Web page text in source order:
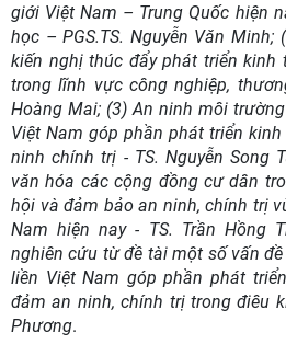
giới Việt Nam – Trung Quốc hiện
học – PGS.TS. Nguyễn Văn Minh;
kiến nghị thúc đẩy phát triển kinh
trong lĩnh vực công nghiệp,
Hoàng Mai; (3) An ninh môi
Việt Nam góp phần phát triển
ninh chính trị - TS. Nguyễn Song
văn hóa các cộng đồng cư dân
hội và đảm bảo an ninh, chính trị
Nam hiện nay - TS. Trần Hồng
nghiên cứu từ đề tài một số vấn
liền Việt Nam góp phần phát
đảm an ninh, chính trị trong điêu
Phương.